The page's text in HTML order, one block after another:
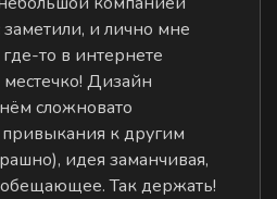
заметили, и лично мне
то в интернете
Дизайн
сложновато
привыкания к другим
идея заманчивая,
Так держать!